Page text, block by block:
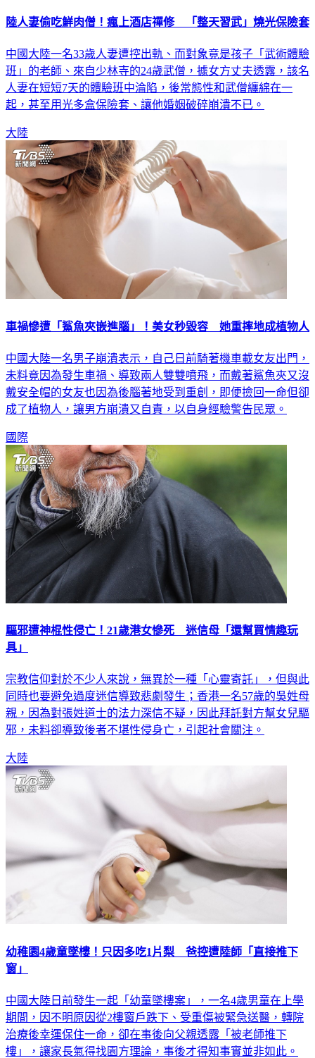
中國大陸一名33歲人妻遭控出軌、而對象竟是孩子「武術體驗
班」的老師、來自少林寺的24歲武僧，據女方丈夫透露，該名
人妻在短短7天的體驗班中淪陷，後常態性和武僧纏綿在一
大陸
中國大陸一名男子崩潰表示，自己日前騎著機車載女友出門，
未料竟因為發生車禍、導致兩人雙雙噴飛，而戴著鯊魚夾又沒
戴安全帽的女友也因為後腦著地受到重創，即便撿回一命但卻
國際
驅邪遭神棍性侵亡！21歲港女慘死 迷信母「還幫買情趣玩
宗教信仰對於不少人來說，無異於一種「心靈寄託」，但與此
同時也要避免過度迷信導致悲劇發生；香港一名57歲的吳姓母
親，因為對張姓道士的法力深信不疑，因此拜託對方幫女兒驅
大陸
幼稚園4歲童墜樓！只因多吃1片梨 爸控遭陸師「直接推下
中國大陸日前發生一起「幼童墜樓案」，一名4歲男童在上學
期間，因不明原因從2樓窗戶跌下、受重傷被緊急送醫，轉院
治療後幸運保住一命，卻在事後向父親透露「被老師推下